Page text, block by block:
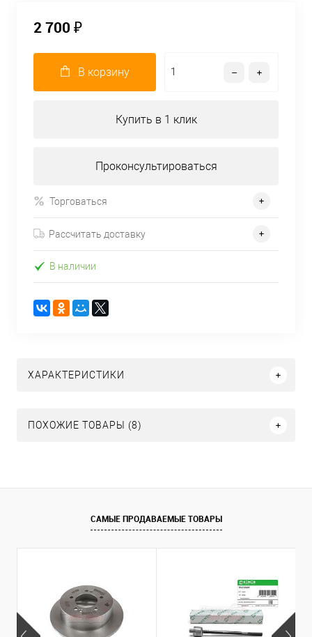
2 700 ₽
В корзину
Купить в 1 клик
Проконсультироваться
Торговаться
Рассчитать доставку
В наличии
ХАРАКТЕРИСТИКИ
ПОХОЖИЕ ТОВАРЫ (8)
САМЫЕ ПРОДАВАЕМЫЕ ТОВАРЫ